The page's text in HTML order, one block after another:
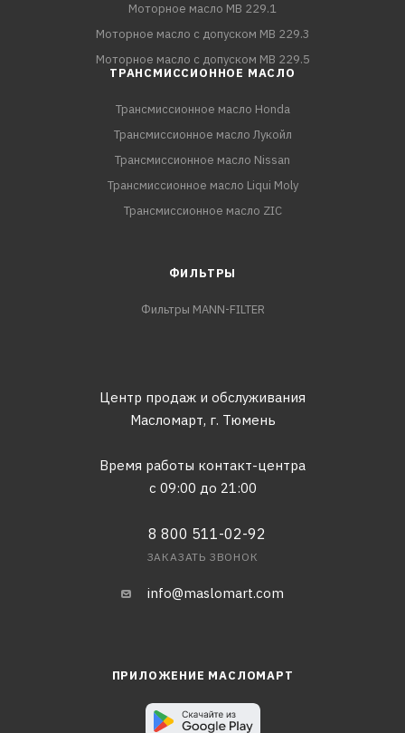
Моторное масло MB 229.1
Моторное масло с допуском MB 229.3
Моторное масло с допуском MB 229.5
ТРАНСМИССИОННОЕ МАСЛО
Трансмиссионное масло Honda
Трансмиссионное масло Лукойл
Трансмиссионное масло Nissan
Трансмиссионное масло Liqui Moly
Трансмиссионное масло ZIC
ФИЛЬТРЫ
Фильтры MANN-FILTER
Центр продаж и обслуживания
Масломарт, г. Тюмень
Время работы контакт-центра
с 09:00 до 21:00
8 800 511-02-92
ЗАКАЗАТЬ ЗВОНОК
info@maslomart.com
ПРИЛОЖЕНИЕ МАСЛОМАРТ